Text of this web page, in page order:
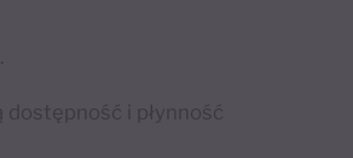
i płynność